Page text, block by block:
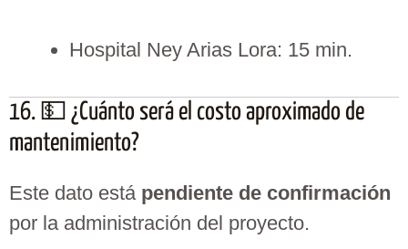
Hospital Ney Arias Lora: 15 min.
16. 💵 ¿Cuánto será el costo aproximado de
mantenimiento?
Este dato está pendiente de confirmación
por la administración del proyecto.